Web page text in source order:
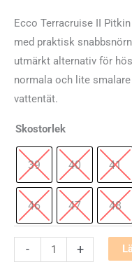
Ecco Terracruise II
med praktisk
utmärkt alternativ för
normala och lite
vattentät.
Skostorlek
39 40 41
46 47 48
-
Terracruise
+